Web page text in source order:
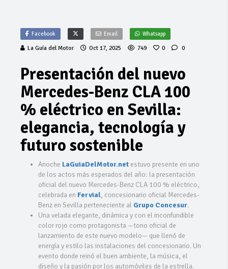
Facebook Email Whatsapp
La Guía del Motor Oct 17, 2025 749 0 0
Presentación del nuevo
Mercedes-Benz CLA 100
% eléctrico en Sevilla:
elegancia, tecnología y
futuro sostenible
Anoche LaGuiaDelMotor.net estuvo presente en uno
de los actos más esperados del año: la presentación
oficial del nuevo Mercedes-Benz CLA 100 % eléctrico,
celebrada en Fervial, concesionario oficial Mercedes-
Benz en Sevilla perteneciente al Grupo Concesur.
Una velada elegante, dinámica y con el inconfundible
color rojo como protagonista —tono oficial de
lanzamiento de este nuevo modelo— que llenó de
energía y estilo las instalaciones del concesionario. Un
evento donde reinó el buen ambiente, la música, el
diseño y la pasión por los automóviles de la estrella.